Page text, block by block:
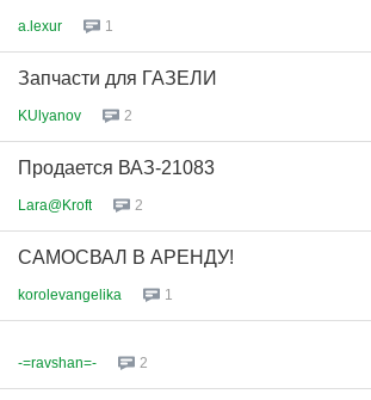
a.lexur 1
Запчасти для ГАЗЕЛИ
KUlyanov 2
Продается ВАЗ-21083
Lara@Kroft 2
САМОСВАЛ В АРЕНДУ!
korolevangelika 1
-=ravshan=- 2